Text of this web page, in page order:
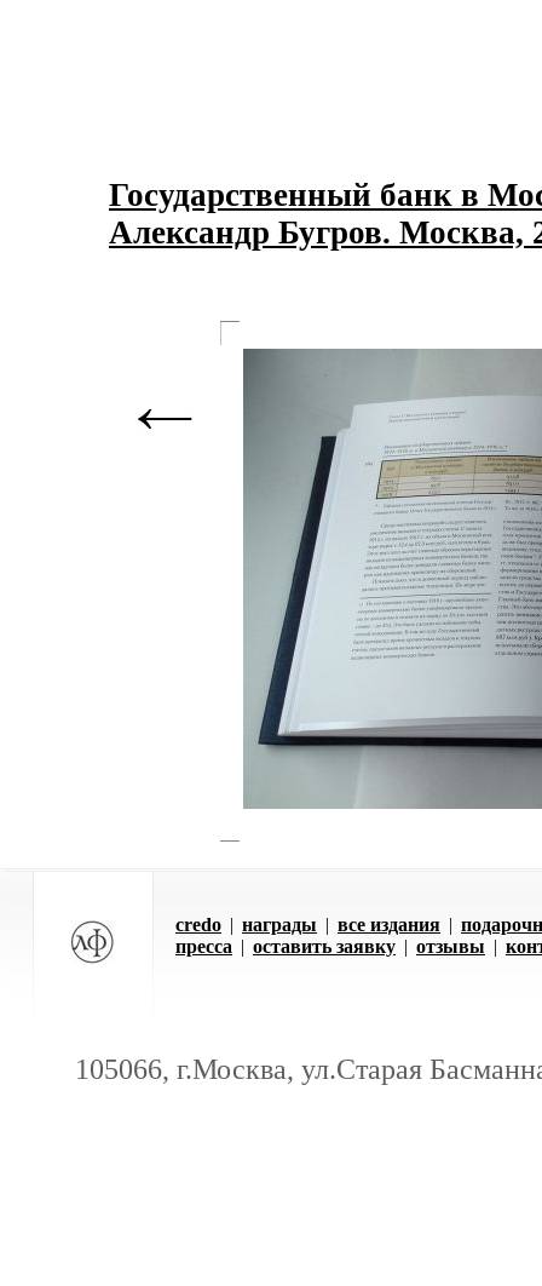
Государственный банк в
Александр Бугров. Москва,
credo | награды | все издания |
пресса | оставить заявку | отзывы |
105066, г.Москва, ул.Старая